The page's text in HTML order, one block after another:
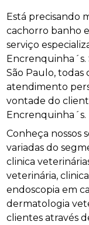
Está precisando
cachorro banho
serviço
São Paulo, todas
atendimento
vontade do
Encrenquinha´s.
Conheça nossos
variadas do
clinica
veterinária,
endoscopia em
dermatologia
clientes através